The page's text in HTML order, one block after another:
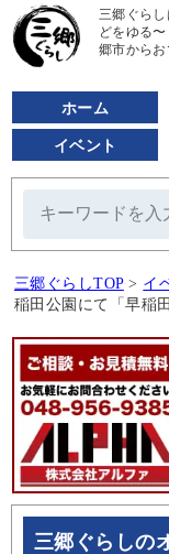
三郷ぐら
どをゆる
郷市から
ホーム
イベント
三郷ぐらしTOP > イ
稲田公園にて「早稲
三郷ぐらしの